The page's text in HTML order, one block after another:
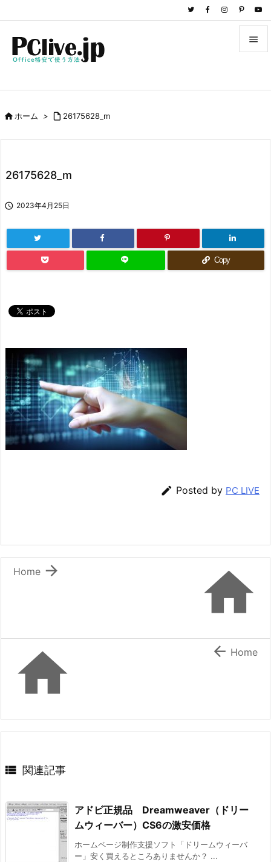

前へ
ホーム >  26175628_m
26175628_m
 2023年4月25日
Copy
 Posted by PC LIVE


Home
  Home
 関連記事
アドビ正規品 Dreamweaver（ドリー
ムウィーバー）CS6の激安価格
ホームページ制作支援ソフト「ドリームウィーバ
ー」安く買えるところありませんか？ ...